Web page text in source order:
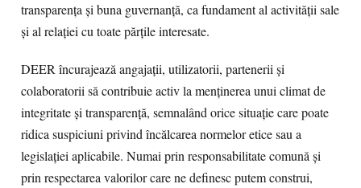
transparența și buna guvernanță, ca fundament al activității sale
și al relației cu toate părțile interesate.
DEER încurajează angajații, utilizatorii, partenerii și
colaboratorii să contribuie activ la menținerea unui climat de
integritate și transparență, semnalând orice situație care poate
ridica suspiciuni privind încălcarea normelor etice sau a
legislației aplicabile. Numai prin responsabilitate comună și
prin respectarea valorilor care ne definesc putem construi,